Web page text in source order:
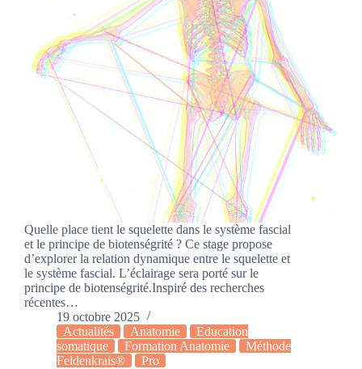
Quelle place tient le squelette dans le système fascial
et le principe de biotenségrité ? Ce stage propose
d’explorer la relation dynamique entre le squelette et
le système fascial. L’éclairage sera porté sur le
principe de biotenségrité.Inspiré des recherches
récentes…
19 octobre 2025
Actualités
Anatomie
Education
somatique
Formation Anatomie
Méthode
Feldenkrais®
Pro